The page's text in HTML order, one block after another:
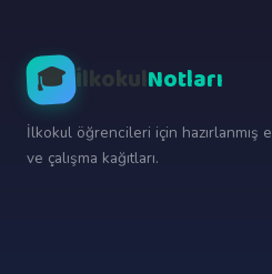
🎓 İlkokulNotları
İlkokul öğrencileri için
ve çalışma kağıtları.